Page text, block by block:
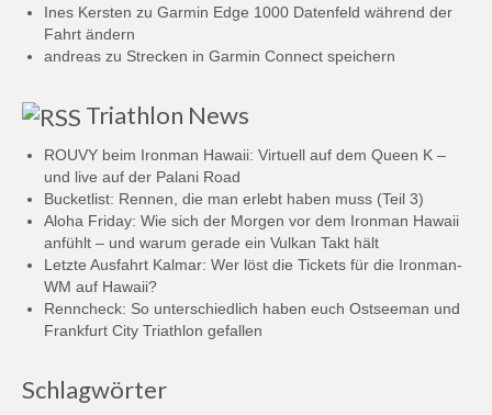
Ines Kersten zu Garmin Edge 1000 Datenfeld während der
Fahrt ändern
andreas zu Strecken in Garmin Connect speichern
Triathlon News
ROUVY beim Ironman Hawaii: Virtuell auf dem Queen K –
und live auf der Palani Road
Bucketlist: Rennen, die man erlebt haben muss (Teil 3)
Aloha Friday: Wie sich der Morgen vor dem Ironman Hawaii
anfühlt – und warum gerade ein Vulkan Takt hält
Letzte Ausfahrt Kalmar: Wer löst die Tickets für die Ironman-
WM auf Hawaii?
Renncheck: So unterschiedlich haben euch Ostseeman und
Frankfurt City Triathlon gefallen
Schlagwörter